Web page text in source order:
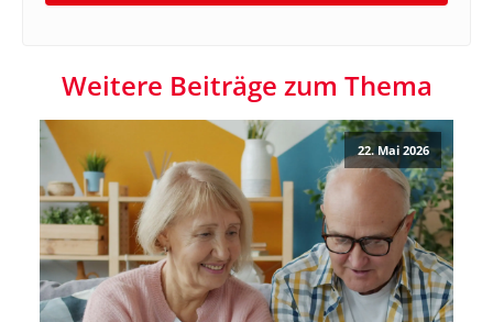
Weitere Beiträge zum Thema
22. Mai 2026